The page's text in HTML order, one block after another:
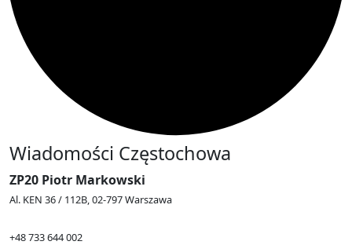
Wiadomości Częstochowa
ZP20 Piotr Markowski
Al. KEN 36 / 112B, 02-797 Warszawa
+48 733 644 002